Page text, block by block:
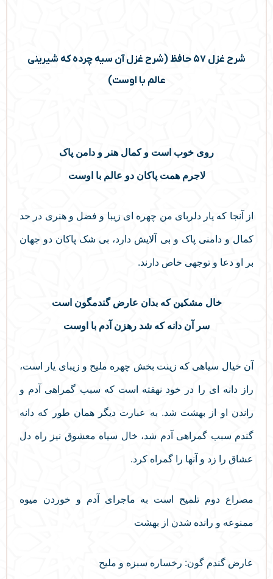
شرح غزل ۵۷ حافظ (شرح غزل آن سیه چرده که شیرینی
عالم با اوست)
روی خوب است و کمال هنر و دامن پاک
لاجرم همت پاکان دو عالم با اوست
از آنجا که یار دلربای من چهره ای زیبا و فضل و هنری در حد
کمال و دامنی پاک و بی آلایش دارد، بی شک پاکان دو جهان
بر او دعا و توجهی خاص دارند.
خال مشکین که بدان عارض گندمگون است
سر آن دانه که شد رهزن آدم با اوست
آن خیال سیاهی که زینت بخش چهره ملیح و زیبای یار است،
راز دانه ای را در خود نهفته است که سبب گمراهی آدم و
راندن او از بهشت شد. به عبارت دیگر همان طور که دانه
گندم سبب گمراهی آدم شد، خال سیاه معشوق نیز راه دل
عشاق را زد و آنها را گمراه کرد.
مصراع دوم تلمیح است به ماجرای آدم و خوردن میوه
ممنوعه و رانده شدن از بهشت
عارض گندم گون: رخساره سبزه و ملیح